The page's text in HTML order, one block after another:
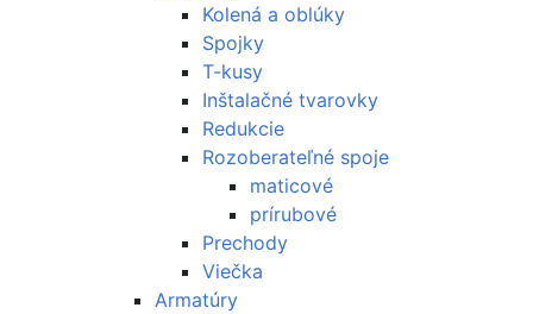
Kolená a oblúky
Spojky
T-kusy
Inštalačné tvarovky
Redukcie
Rozoberateľné spoje
maticové
prírubové
Prechody
Viečka
Armatúry